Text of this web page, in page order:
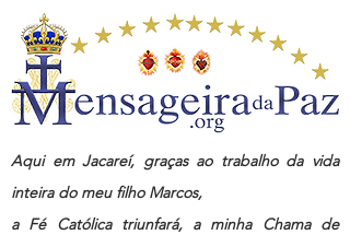
Aqui em Jacareí, graças ao trabalho da vida
inteira do meu filho Marcos,
a Fé Católica triunfará, a minha Chama de